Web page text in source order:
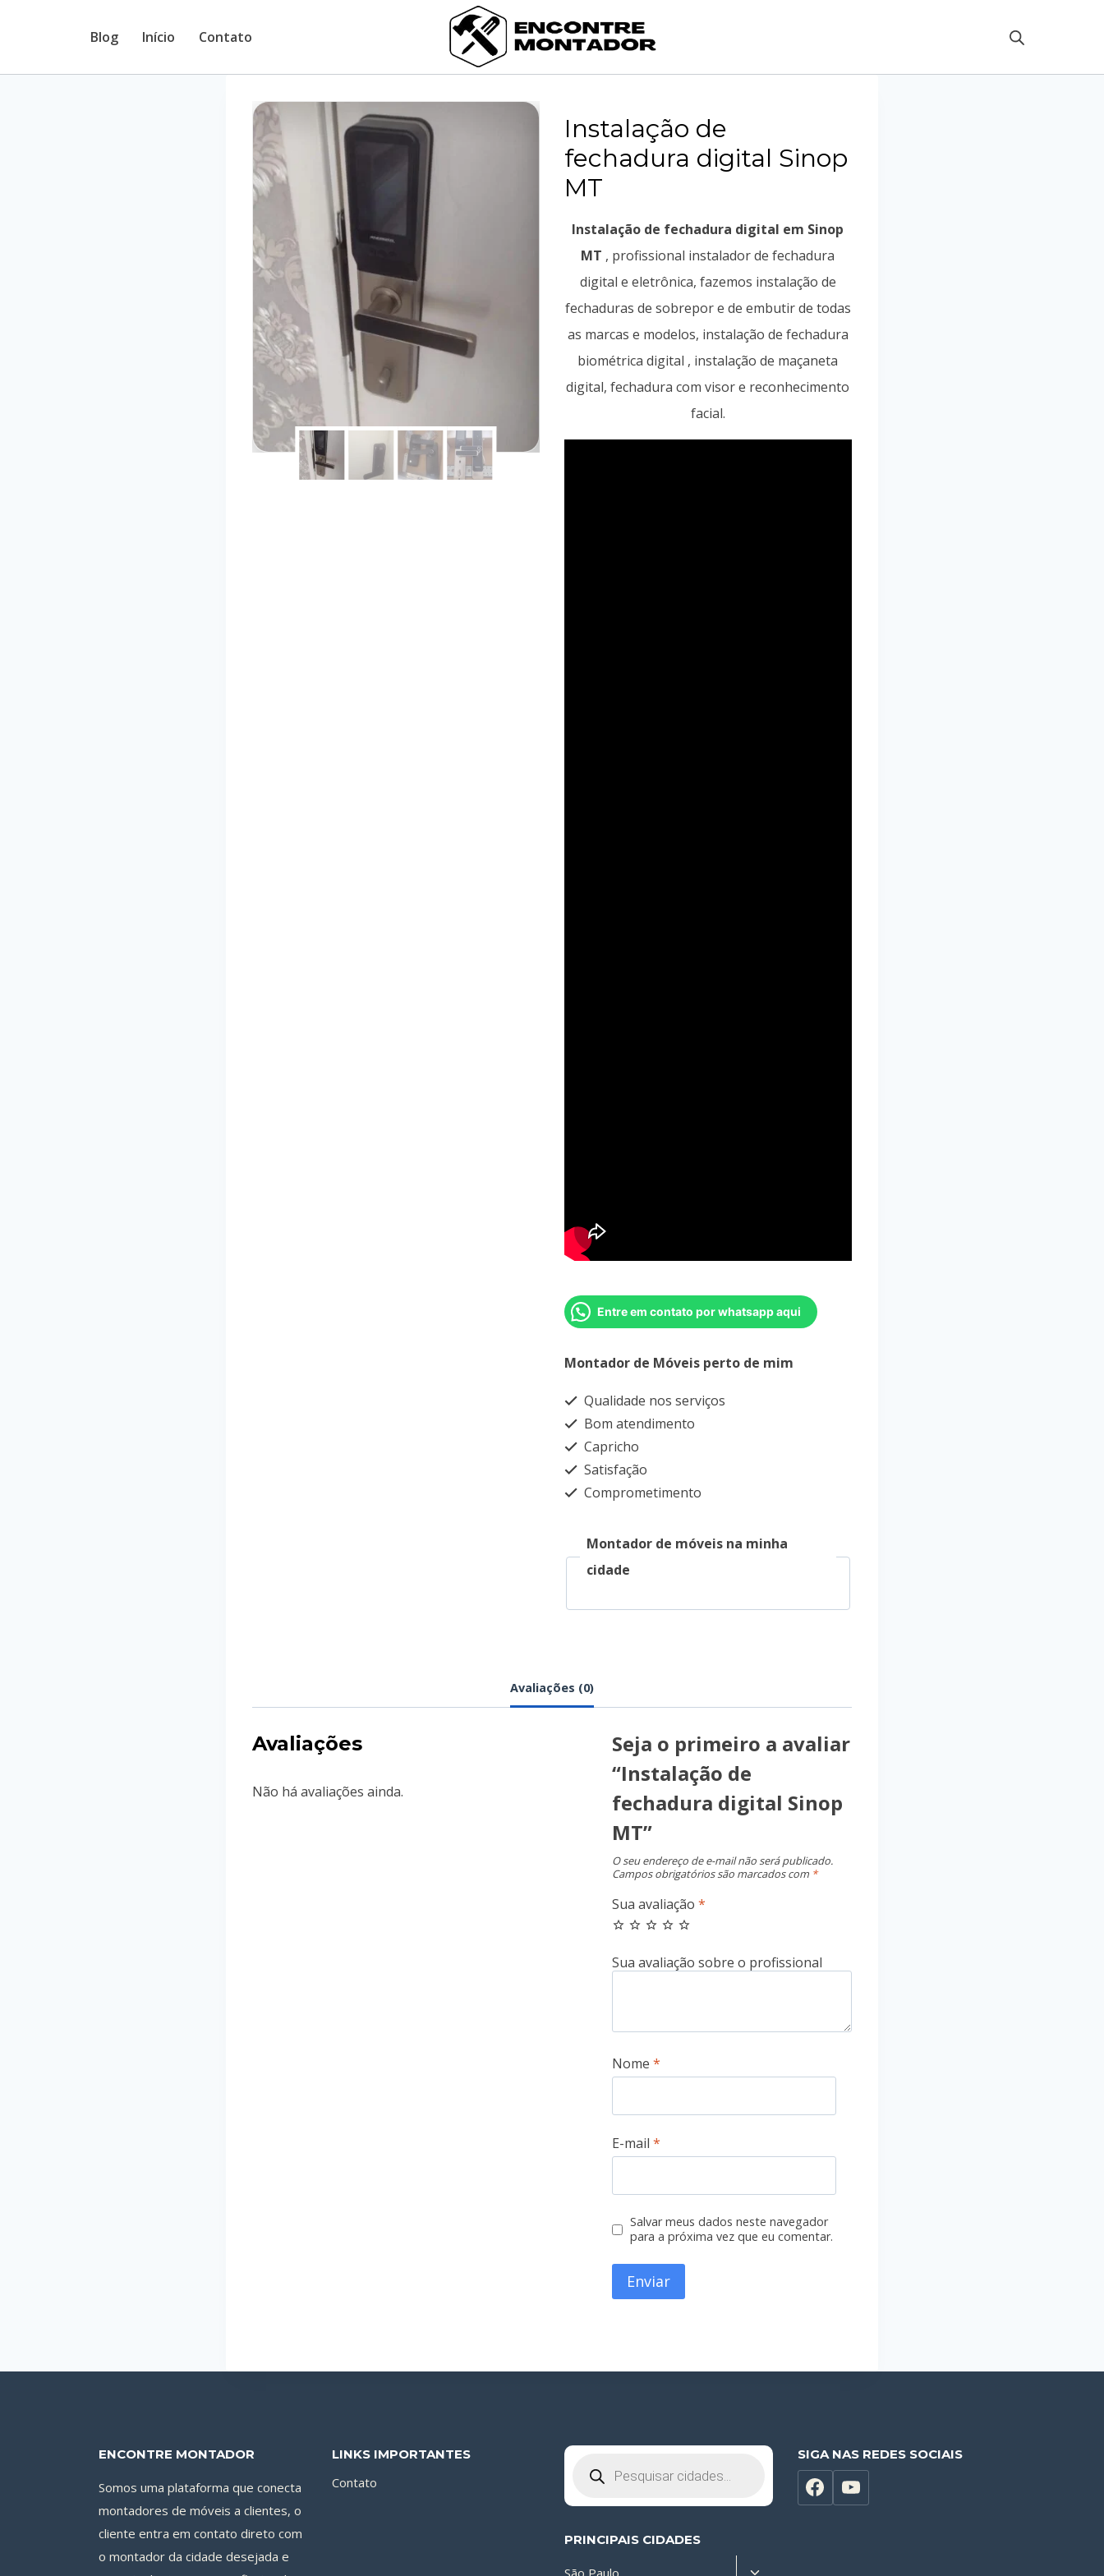
Blog Início Contato
Instalação de
fechadura digital Sinop
MT
Instalação de fechadura digital em Sinop
MT , profissional instalador de fechadura
digital e eletrônica, fazemos instalação de
fechaduras de sobrepor e de embutir de todas
as marcas e modelos, instalação de fechadura
biométrica digital , instalação de maçaneta
digital, fechadura com visor e reconhecimento
facial.
Entre em contato por whatsapp aqui
Montador de Móveis perto de mim
Qualidade nos serviços
Bom atendimento
Capricho
Satisfação
Comprometimento
Montador de móveis na minha
cidade
Avaliações (0)
Avaliações
Não há avaliações ainda.
Seja o primeiro a avaliar
“Instalação de
fechadura digital Sinop
MT”
O seu endereço de e-mail não será publicado.
Campos obrigatórios são marcados com *
Sua avaliação *
Nome *
E-mail *
Salvar meus dados neste navegador
para a próxima vez que eu comentar.
ENCONTRE MONTADOR
Somos uma plataforma que conecta
montadores de móveis a clientes, o
cliente entra em contato direto com
o montador da cidade desejada e
LINKS IMPORTANTES
Contato
produtos
PRINCIPAIS CIDADES
São Paulo
Alternar
SIGA NAS REDES SOCIAIS